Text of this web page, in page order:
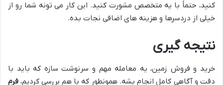
کنید، حتماً با یه متخصص مشورت کنید. این کار می تونه شما رو از
خیلی از دردسرها و هزینه های اضافی نجات بده.
نتیجه گیری
خرید و فروش زمین، یه معامله مهم و سرنوشت سازه که باید با
دقت و آگاهی کامل انجام بشه. همونطور که با هم بررسی کردیم، فرم